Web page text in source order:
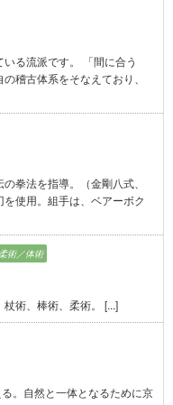
る流派です。 「間に合う
稽古体系をそなえており、
拳法を指導。（金剛八式、
使用。組手は、ベアーボク
柔術／体術
術、棒術、柔術。 [...]
。自然と一体となるために京